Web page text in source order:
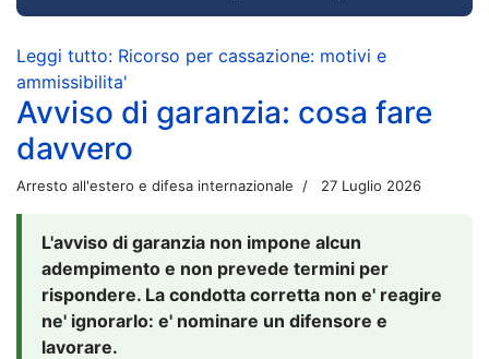
Leggi tutto: Ricorso per cassazione: motivi e
ammissibilita'
Avviso di garanzia: cosa fare
davvero
Arresto all'estero e difesa internazionale 27 Luglio 2026
L'avviso di garanzia non impone alcun
adempimento e non prevede termini per
rispondere. La condotta corretta non e' reagire
ne' ignorarlo: e' nominare un difensore e
lavorare.